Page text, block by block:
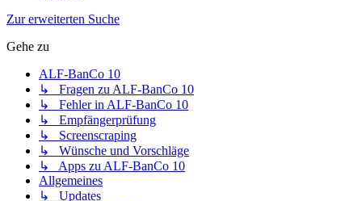
Zur erweiterten Suche
Gehe zu
ALF-BanCo 10
↳ Fragen zu ALF-BanCo 10
↳ Fehler in ALF-BanCo 10
↳ Empfängerprüfung
↳ Screenscraping
↳ Wünsche und Vorschläge
↳ Apps zu ALF-BanCo 10
Allgemeines
↳ Updates